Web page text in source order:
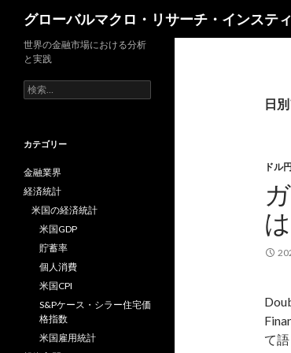
グローバルマクロ・リサーチ・インステ
日
ドル円
て語
世界の金融市場における分析
と実践
検
索:
カテゴリー
金融業界
経済統計
米国の経済統計
米国GDP
貯蓄率
個人消費
米国CPI
S&Pケース・シラー住宅価
格指数
米国雇用統計